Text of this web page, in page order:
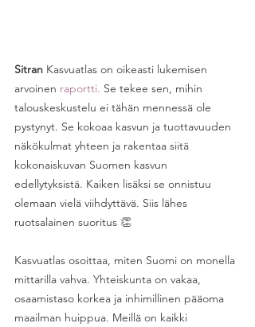
Sitran Kasvuatlas on oikeasti lukemisen
arvoinen raportti. Se tekee sen, mihin
talouskeskustelu ei tähän mennessä ole
pystynyt. Se kokoaa kasvun ja tuottavuuden
näkökulmat yhteen ja rakentaa siitä
kokonaiskuvan Suomen kasvun
edellytyksistä. Kaiken lisäksi se onnistuu
olemaan vielä viihdyttävä. Siis lähes
ruotsalainen suoritus 👏
Kasvuatlas osoittaa, miten Suomi on monella
mittarilla vahva. Yhteiskunta on vakaa,
osaamistaso korkea ja inhimillinen pääoma
maailman huippua. Meillä on kaikki